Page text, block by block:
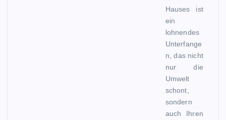
Hauses ist
ein
lohnendes
Unterfange
n, das nicht
nur die
Umwelt
schont,
sondern
auch Ihren